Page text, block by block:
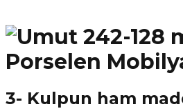
3- Kulpun ham